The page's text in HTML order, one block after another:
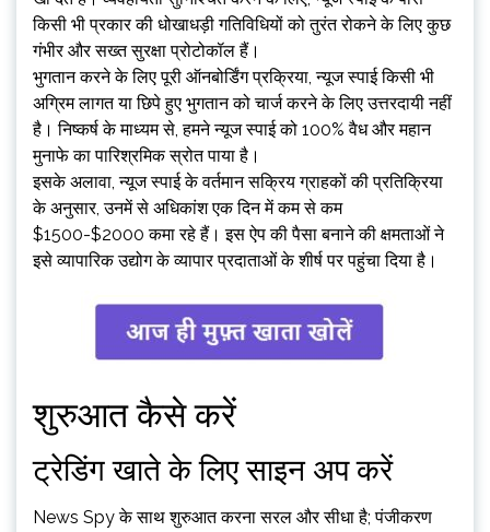
किसी भी प्रकार की धोखाधड़ी गतिविधियों को तुरंत रोकने के लिए कुछ
गंभीर और सख्त सुरक्षा प्रोटोकॉल हैं।
भुगतान करने के लिए पूरी ऑनबोर्डिंग प्रक्रिया, न्यूज स्पाई किसी भी
अग्रिम लागत या छिपे हुए भुगतान को चार्ज करने के लिए उत्तरदायी नहीं
है। निष्कर्ष के माध्यम से, हमने न्यूज स्पाई को 100% वैध और महान
मुनाफे का पारिश्रमिक स्रोत पाया है।
इसके अलावा, न्यूज स्पाई के वर्तमान सक्रिय ग्राहकों की प्रतिक्रिया
के अनुसार, उनमें से अधिकांश एक दिन में कम से कम
$1500-$2000 कमा रहे हैं। इस ऐप की पैसा बनाने की क्षमताओं ने
इसे व्यापारिक उद्योग के व्यापार प्रदाताओं के शीर्ष पर पहुंचा दिया है।
शुरुआत कैसे करें
ट्रेडिंग खाते के लिए साइन अप करें
News Spy के साथ शुरुआत करना सरल और सीधा है; पंजीकरण